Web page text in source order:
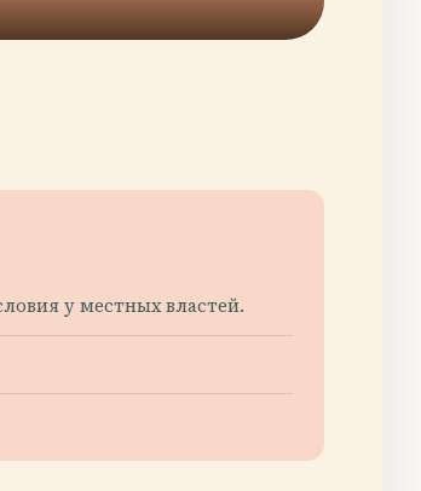
у местных властей.